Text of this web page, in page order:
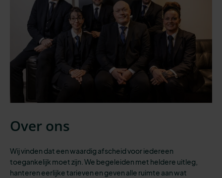
Over ons
Wij vinden dat een waardig afscheid voor iedereen
toegankelijk moet zijn. We begeleiden met heldere uitleg,
hanteren eerlijke tarieven en geven alle ruimte aan wat